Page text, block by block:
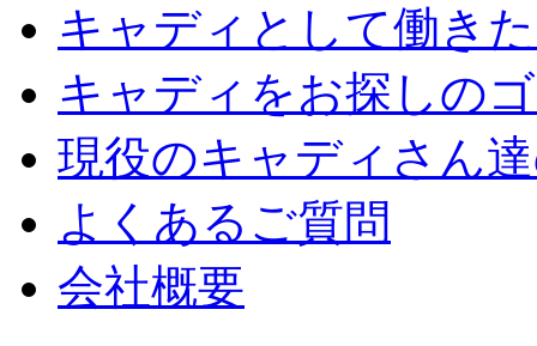
キャディとして働き
キャディをお探しの
現役のキャディさん
よくあるご質問
会社概要